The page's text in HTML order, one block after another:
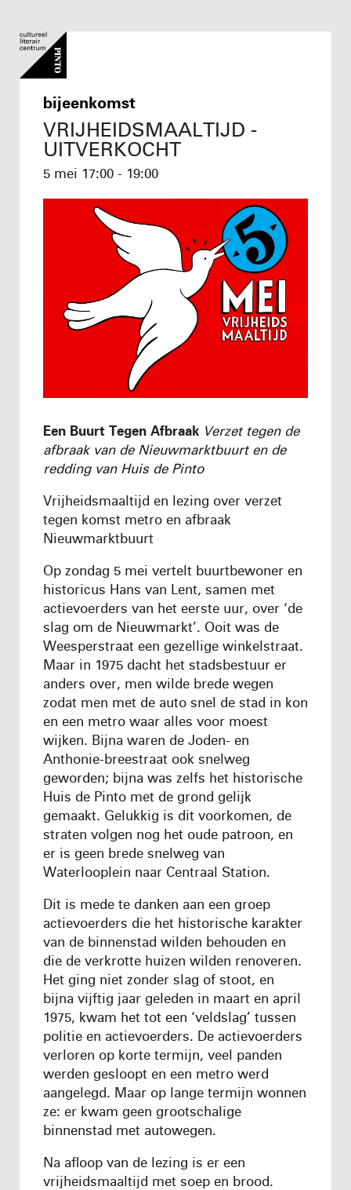
bijeenkomst
VRIJHEIDSMAALTIJD -
UITVERKOCHT
5 mei 17:00 - 19:00
Een Buurt Tegen Afbraak Verzet tegen de
afbraak van de Nieuwmarktbuurt en de
redding van Huis de Pinto
Vrijheidsmaaltijd en lezing over verzet
tegen komst metro en afbraak
Nieuwmarktbuurt
Op zondag 5 mei vertelt buurtbewoner en
historicus Hans van Lent, samen met
actievoerders van het eerste uur, over ‘de
slag om de Nieuwmarkt’. Ooit was de
Weesperstraat een gezellige winkelstraat.
Maar in 1975 dacht het stadsbestuur er
anders over, men wilde brede wegen
zodat men met de auto snel de stad in kon
en een metro waar alles voor moest
wijken. Bijna waren de Joden- en
Anthonie-breestraat ook snelweg
geworden; bijna was zelfs het historische
Huis de Pinto met de grond gelijk
gemaakt. Gelukkig is dit voorkomen, de
straten volgen nog het oude patroon, en
er is geen brede snelweg van
Waterlooplein naar Centraal Station.
Dit is mede te danken aan een groep
actievoerders die het historische karakter
van de binnenstad wilden behouden en
die de verkrotte huizen wilden renoveren.
Het ging niet zonder slag of stoot, en
bijna vijftig jaar geleden in maart en april
1975, kwam het tot een ‘veldslag’ tussen
politie en actievoerders. De actievoerders
verloren op korte termijn, veel panden
werden gesloopt en een metro werd
aangelegd. Maar op lange termijn wonnen
ze: er kwam geen grootschalige
binnenstad met autowegen.
Na afloop van de lezing is er een
vrijheidsmaaltijd met soep en brood.